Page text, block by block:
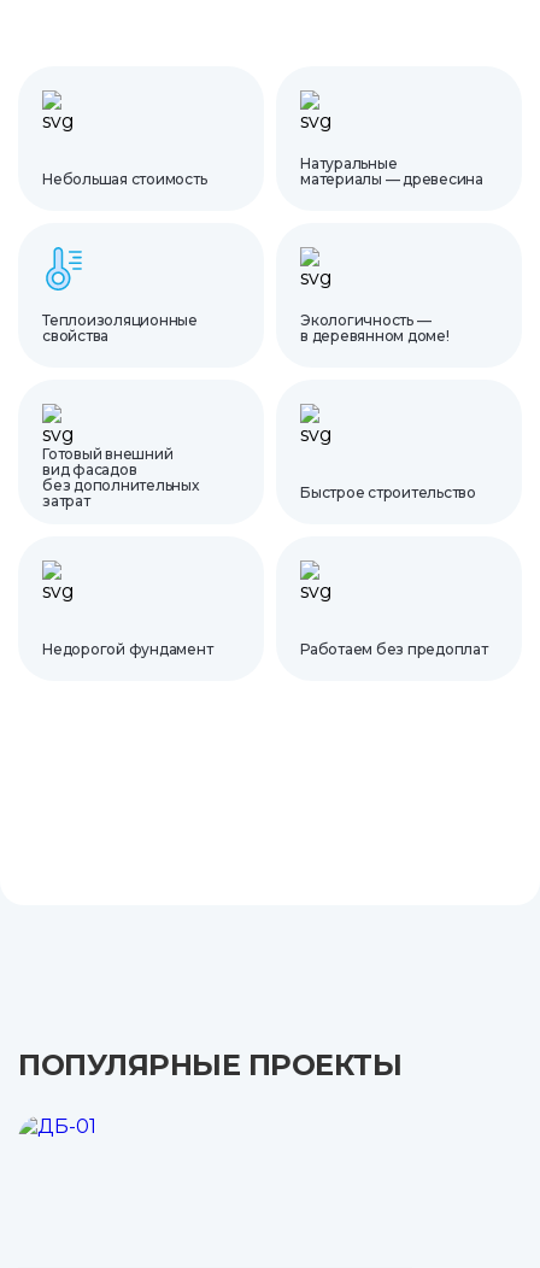
Небольшая стоимость
Натуральные
материалы — древесина
Теплоизоляционные
свойства
Экологичность —
в деревянном доме!
Готовый внешний
вид фасадов
без дополнительных
затрат
Быстрое строительство
Недорогой фундамент Работаем без предоплат
ПОПУЛЯРНЫЕ ПРОЕКТЫ